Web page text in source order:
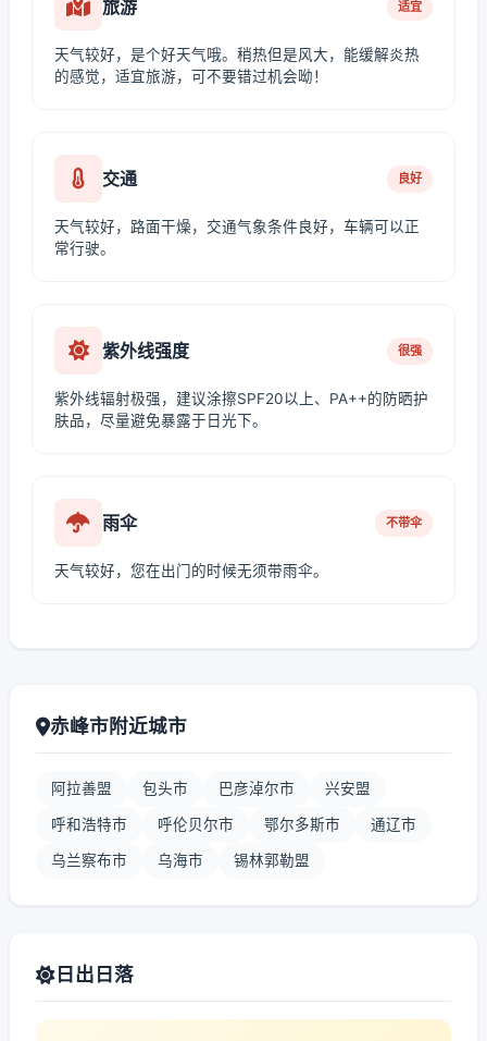
旅游 适宜
天气较好，是个好天气哦。稍热但是风大，能缓解炎热
的感觉，适宜旅游，可不要错过机会呦！
交通 良好
天气较好，路面干燥，交通气象条件良好，车辆可以正
常行驶。
紫外线强度 很强
紫外线辐射极强，建议涂擦SPF20以上、PA++的防晒护
肤品，尽量避免暴露于日光下。
雨伞 不带伞
天气较好，您在出门的时候无须带雨伞。
赤峰市附近城市
阿拉善盟 包头市 巴彦淖尔市 兴安盟
呼和浩特市 呼伦贝尔市 鄂尔多斯市 通辽市
乌兰察布市 乌海市 锡林郭勒盟
日出日落